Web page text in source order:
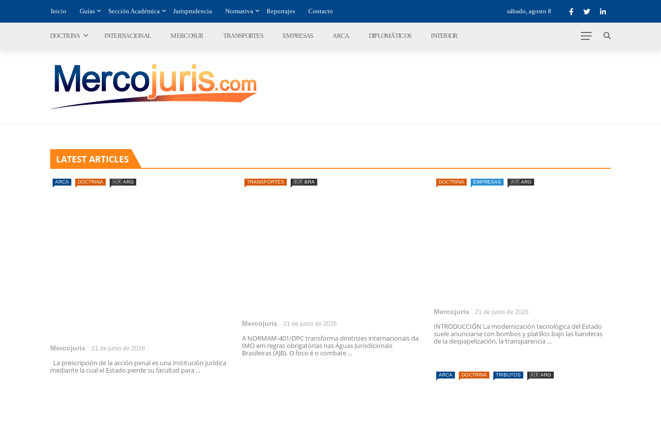
Inicio Guías Sección Académica Jurisprudencia Normativa Reportajes Contacto sábado, agosto 8
DOCTRINA INTERNACIONAL MERCOSUR TRANSPORTES EMPRESAS ARCA DIPLOMÁTICOS INTERIOR
LATEST ARTICLES
ARCA DOCTRINA 🇦🇷 ARG
Mercojuris 21 de junio de 2026
La prescripción de la acción penal es una institución jurídica
mediante la cual el Estado pierde su facultad para ...
TRANSPORTES 🇧🇷 BRA
Mercojuris 21 de junio de 2026
A NORMAM-401/DPC transforma diretrizes internacionais da
IMO em regras obrigatórias nas Águas Jurisdicionais
Brasileiras (AJB). O foco é o combate ...
DOCTRINA EMPRESAS 🇦🇷 ARG
Mercojuris 21 de junio de 2026
INTRODUCCIÓN La modernización tecnológica del Estado
suele anunciarse con bombos y platillos bajo las banderas
de la despapelización, la transparencia ...
ARCA DOCTRINA TRIBUTOS 🇦🇷 ARG